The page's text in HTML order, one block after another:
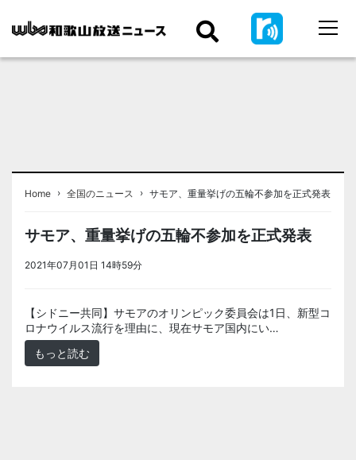
Home › 全国のニュース › サモア、重量挙げの五輪不参加を正式発表
サモア、重量挙げの五輪不参加を正式発表
2021年07月01日 14時59分
【シドニー共同】サモアのオリンピック委員会は1日、新型コ
ロナウイルス流行を理由に、現在サモア国内にい…
もっと読む